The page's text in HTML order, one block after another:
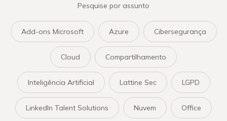
Pesquise por assunto
Add-ons Microsoft Azure Cibersegurança
Cloud Compartilhamento
Inteligência Artificial Lattine Sec LGPD
LinkedIn Talent Solutions Nuvem Office